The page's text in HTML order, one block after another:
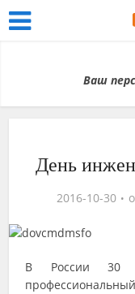
Ваш
День
2016-10-30
В России 30